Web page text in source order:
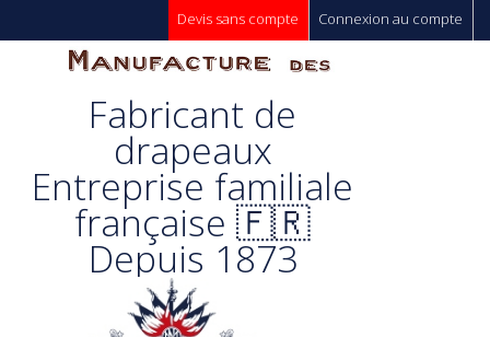
Connexion au compte
Devis sans compte
Manufacture
Des
Drapeaux
Unic s.a.
Fabricant de
drapeaux
Entreprise familiale
française 🇫🇷
Depuis 1873